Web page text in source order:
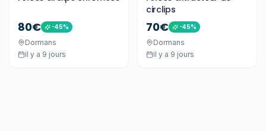
80€ -45%
Dormans
il y a 9 jours
circlips
70€ -45%
Dormans
il y a 9 jours